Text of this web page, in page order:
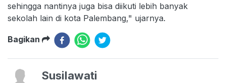
sehingga nantinya juga bisa diikuti lebih banyak
sekolah lain di kota Palembang," ujarnya.
Bagikan
Susilawati